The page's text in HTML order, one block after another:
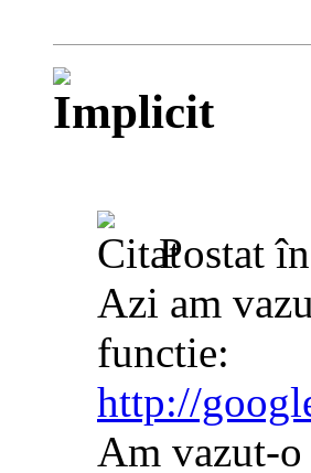
Postat
Azi am
functie:
http://
Am vazut-